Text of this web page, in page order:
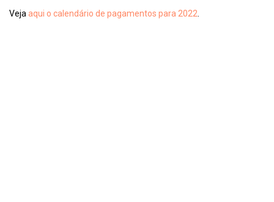
Vejaaqui o calendário de pagamentos para 2022.